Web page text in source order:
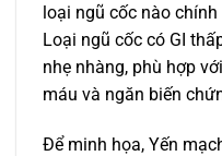
loại ngũ cốc nào chính
Loại ngũ cốc có GI
nhẹ nhàng, phù hợp
máu và ngăn biến
Để minh họa, Yến